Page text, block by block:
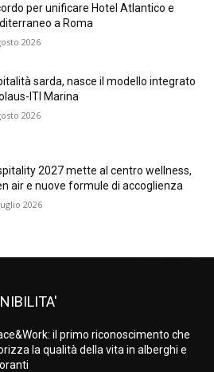
per unificare Hotel Atlantico e
a Roma
2026
sarda, nasce il modello integrato
ITI Marina
2026
2027 mette al centro wellness,
air e nuove formule di accoglienza
2026
il primo riconoscimento che
la qualità della vita in alberghi e